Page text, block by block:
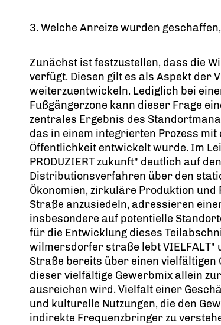
3. Welche Anreize wurden
Zunächst ist festzustellen, dass die
verfügt. Diesen gilt es als Aspekt der
weiterzuentwickeln. Lediglich bei
Fußgängerzone kann dieser Frage
zentrales Ergebnis des
das in einem integrierten Prozess
Öffentlichkeit entwickelt wurde. Im
PRODUZIERT zukunft" deutlich auf
Distributionsverfahren über den
Ökonomien, zirkuläre Produktion
Straße anzusiedeln, adressieren
insbesondere auf potentielle
für die Entwicklung dieses
wilmersdorfer straße lebt VIELFALT"
Straße bereits über einen
dieser vielfältige Gewerbmix allein
ausreichen wird. Vielfalt einer
und kulturelle Nutzungen, die den
indirekte Frequenzbringer zu